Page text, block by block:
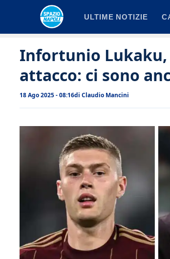
ULTIME NOTIZIE
Infortunio Lukaku,
attacco: ci sono
18 Ago 2025 - 08:16di Claudio Mancini